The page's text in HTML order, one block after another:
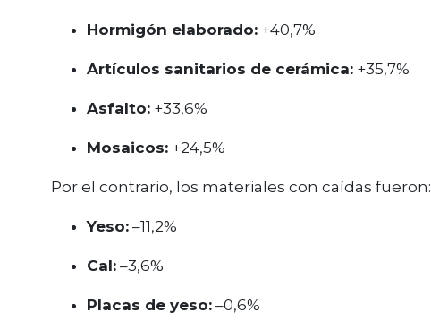
Hormigón elaborado: +40,7%
Artículos sanitarios de cerámica: +35,7%
Asfalto: +33,6%
Mosaicos: +24,5%
Por el contrario, los materiales con caídas fueron:
Yeso: –11,2%
Cal: –3,6%
Placas de yeso: –0,6%